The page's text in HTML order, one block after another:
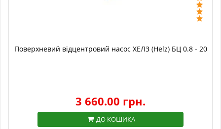
Поверхневий відцентровий насос ХЕЛЗ (Helz) БЦ 0.8 - 20
3 660.00 грн.
ДО КОШИКА